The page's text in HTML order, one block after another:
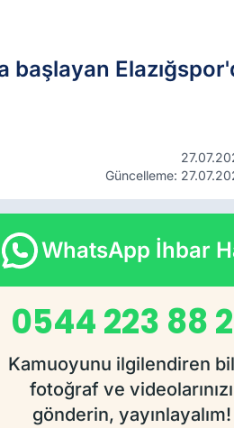
başlayan
Güncelleme:
WhatsApp İhbar
0544 223 88
Kamuoyunu ilgilendiren
fotoğraf ve videolarınızı
gönderin, yayınlayalım!